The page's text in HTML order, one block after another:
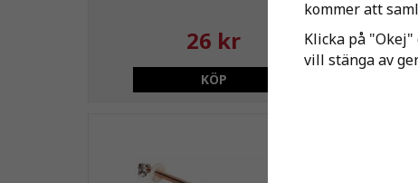
26 kr
KÖP
kommer att
Klicka på
vill stänga av